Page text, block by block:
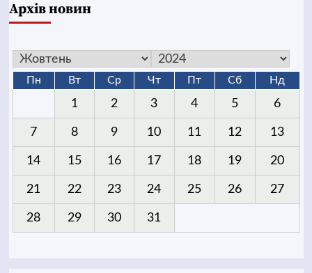
Архів новин
Пн Вт Ср Чт Пт Сб Нд
1 2 3 4 5 6
7 8 9 10 11 12 13
14 15 16 17 18 19 20
21 22 23 24 25 26 27
28 29 30 31